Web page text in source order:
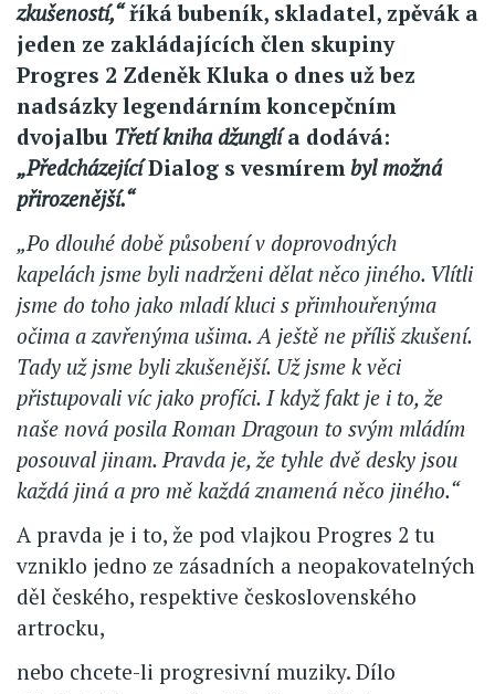
zkušeností,“říká bubeník, skladatel, zpěvák a
jeden ze zakládajících člen skupiny
Progres 2 Zdeněk Kluka o dnes už bez
nadsázky legendárním koncepčním
dvojalbu Třetí kniha džunglía dodává:
„PředcházejícíDialog s vesmírembyl možná
přirozenější.“
„Po dlouhé době působení v doprovodných
kapelách jsme byli nadrženi dělat něco jiného. Vlítli
jsme do toho jako mladí kluci s přimhouřenýma
očima a zavřenýma ušima. A ještě ne příliš zkušení.
Tady už jsme byli zkušenější. Už jsme k věci
přistupovali víc jako profíci. I když fakt je i to, že
naše nová posila Roman Dragoun to svým mládím
posouval jinam. Pravda je, že tyhle dvě desky jsou
každá jiná a pro mě každá znamená něco jiného.“
A pravda je i to, že pod vlajkou Progres 2 tu
vzniklo jedno ze zásadních a neopakovatelných
děl českého, respektive československého
artrocku,
nebo chcete-li progresivní muziky. Dílo